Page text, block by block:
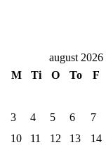
august 2026
M
Ti O To F
3
4 5 6 7
10
11 12 13 14